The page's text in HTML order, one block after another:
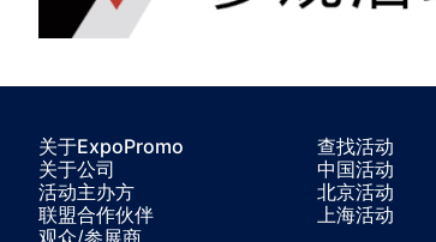
关于ExpoPromo
关于公司
活动主办方
联盟合作伙伴
观众/参展商
查找活动
中国活动
北京活动
上海活动